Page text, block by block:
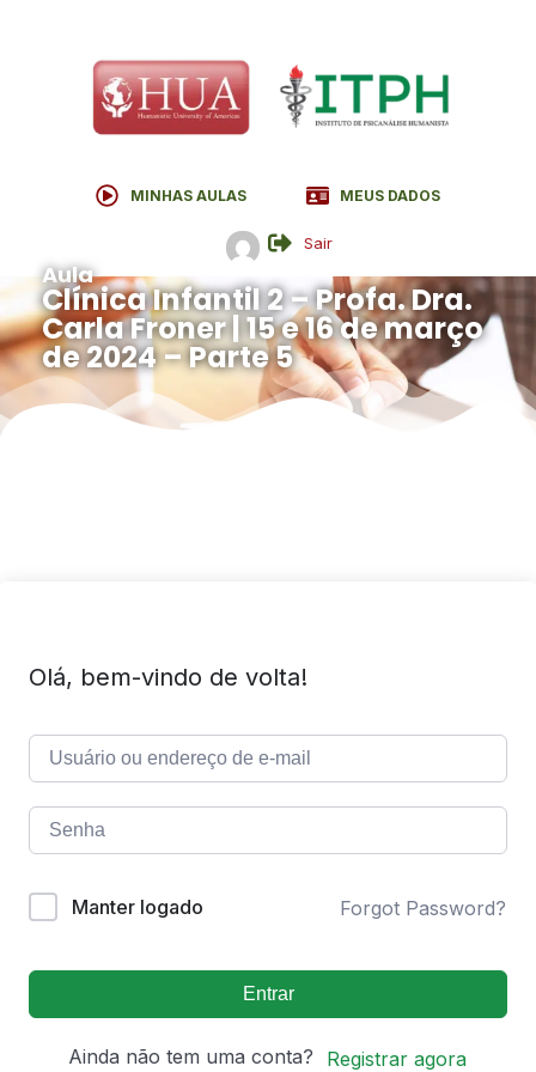
MINHAS AULAS MEUS DADOS
Sair
Aula
Clínica Infantil 2 – Profa. Dra.
Carla Froner | 15 e 16 de março
de 2024 – Parte 5
Olá, bem-vindo de volta!
Manter logado Forgot Password?
Entrar
Ainda não tem uma conta? Registrar agora